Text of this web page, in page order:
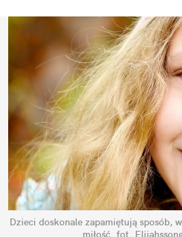
Dzieci doskonale zapamiętują sposób,
miłość. fot.